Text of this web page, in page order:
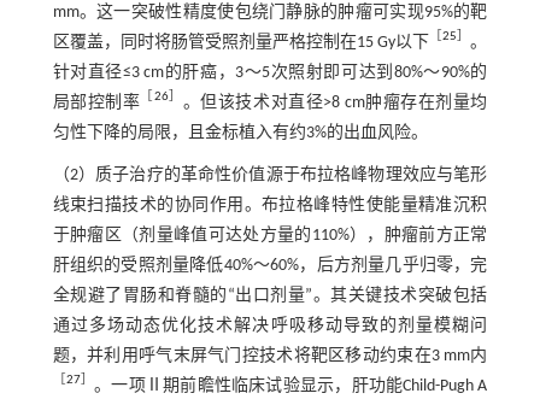
mm。这一突破性精度使包绕门静脉的肿瘤可实现95%的靶
区覆盖，同时将肠管受照剂量严格控制在15 Gy以下
［25］ 。
针对直径≤3 cm的肝癌，3～5次照射即可达到80%～90%的
局部控制率 ［26］ 。但该技术对直径>8 cm肿瘤存在剂量均
匀性下降的局限，且金标植入有约3%的出血风险。
（2）质子治疗的革命性价值源于布拉格峰物理效应与笔形
线束扫描技术的协同作用。布拉格峰特性使能量精准沉积
于肿瘤区（剂量峰值可达处方量的110%），肿瘤前方正常
肝组织的受照剂量降低40%～60%，后方剂量几乎归零，完
全规避了胃肠和脊髓的“出口剂量”。其关键技术突破包括
通过多场动态优化技术解决呼吸移动导致的剂量模糊问
题，并利用呼气末屏气门控技术将靶区移动约束在3 mm内
［27］ 。一项Ⅱ期前瞻性临床试验显示，肝功能Child-Pugh A